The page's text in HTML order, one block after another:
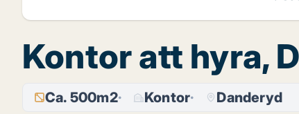
Kontor att hyra,
Ca. 500m2 Kontor Danderyd